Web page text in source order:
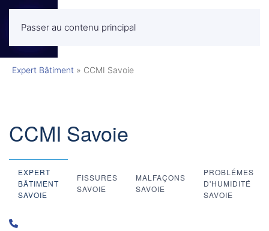
Passer au contenu principalMENU
Expert Bâtiment » CCMI Savoie
CCMI Savoie
EXPERT
BÂTIMENT
SAVOIE
FISSURES
SAVOIE
MALFAÇONS
SAVOIE
PROBLÉMES
D'HUMIDITÉ
SAVOIE